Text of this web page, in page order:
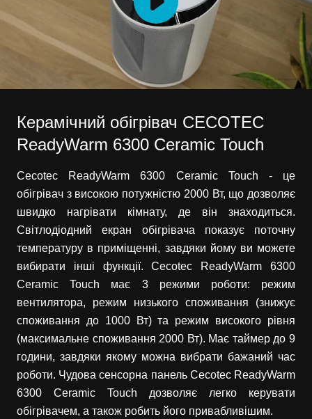
Керамічний обігрівач CECOTEC
ReadyWarm 6300 Ceramic Touch
Cecotec ReadyWarm 6300 Ceramic Touch - це
обігрівач з високою потужністю 2000 Вт, що дозволяє
швидко нагрівати кімнату, де він знаходиться.
Світлодіодний екран обігрівача показує поточну
температуру в приміщенні, завдяки йому ви можете
вибирати інші функції. Cecotec ReadyWarm 6300
Ceramic Touch має 3 режими роботи: режим
вентилятора, режим низького споживання (знижує
споживання до 1000 Вт) та режим високого рівня
(максимальне споживання 2000 Вт). Має таймер до 9
години, завдяки якому можна вибрати бажаний час
роботи. Чудова сенсорна панель Cecotec ReadyWarm
6300 Ceramic Touch дозволяє легко керувати
обігрівачем, а також робить його привабливішим.